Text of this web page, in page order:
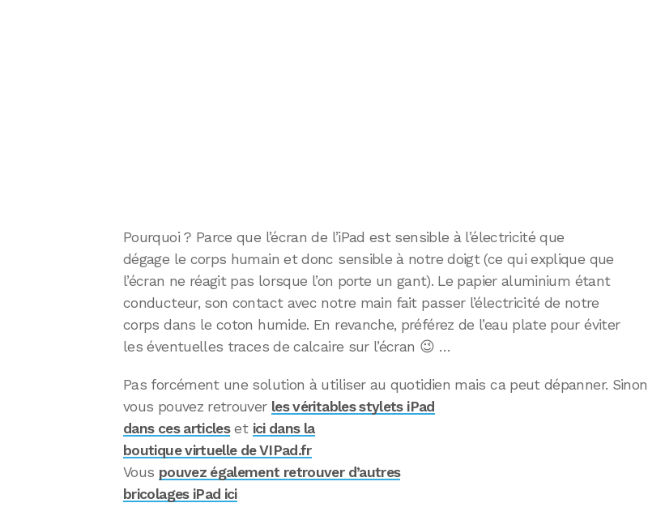
Pourquoi ? Parce que l’écran de l’iPad est sensible à l’électricité que
dégage le corps humain et donc sensible à notre doigt (ce qui explique que
l’écran ne réagit pas lorsque l’on porte un gant). Le papier aluminium étant
conducteur, son contact avec notre main fait passer l’électricité de notre
corps dans le coton humide. En revanche, préférez de l’eau plate pour éviter
les éventuelles traces de calcaire sur l’écran 😉 …
Pas forcément une solution à utiliser au quotidien mais ca peut dépanner. Sinon
vous pouvez retrouver les véritables stylets iPad
dans ces articleset ici dans la
boutique virtuelle de VIPad.fr
Vous pouvez également retrouver d’autres
bricolages iPad ici